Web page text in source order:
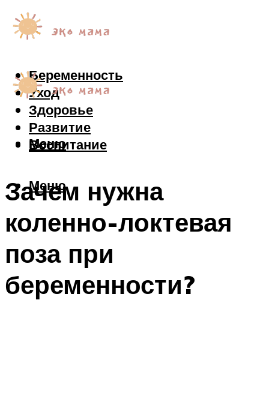
Беременность
Уход
Здоровье
Развитие
Воспитание
Меню
Меню
Зачем нужна
коленно-локтевая
поза при
беременности?